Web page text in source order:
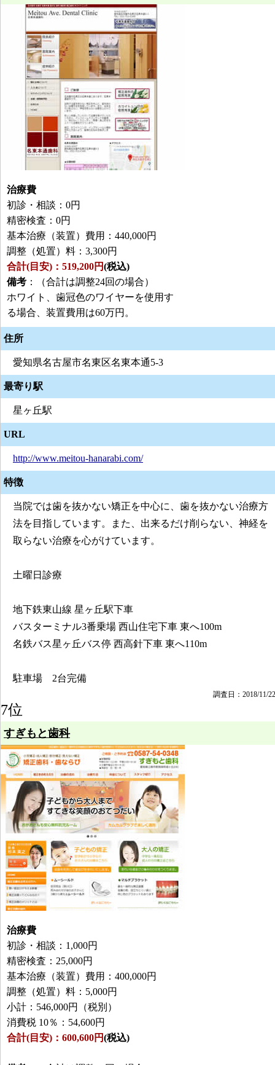
治療費
初診・相談：0円
精密検査：0円
基本治療（装置）費用：440,000円
調整（処置）料：3,300円
合計(目安)：519,200円(税込)
備考 ：（合計は調整24回の場合）
ホワイト、歯冠色のワイヤーを使用す
る場合、装置費用は60万円。
住所
愛知県名古屋市名東区名東本通5-3
最寄り駅
星ヶ丘駅
URL
http://www.meitou-hanarabi.com/
特徴
当院では歯を抜かない矯正を中心に、歯を抜かない治療方
法を目指しています。また、出来るだけ削らない、神経を
取らない治療を心がけています。
土曜日診療
地下鉄東山線 星ヶ丘駅下車
バスターミナル3番乗場 西山住宅下車 東へ100m
名鉄バス星ヶ丘バス停 西高針下車 東へ110m
駐車場 2台完備
調査日：2018/11/22
7位
すぎもと歯科
治療費
初診・相談：1,000円
精密検査：25,000円
基本治療（装置）費用：400,000円
調整（処置）料：5,000円
小計：546,000円（税別）
消費税 10％：54,600円
合計(目安)：600,600円(税込)